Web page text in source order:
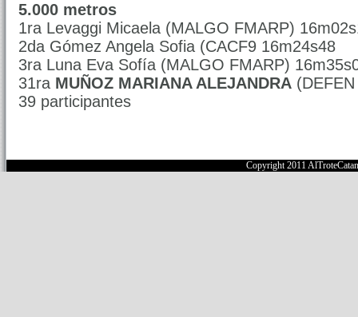
5.000 metros
1ra Levaggi Micaela (MALGO FMARP)
2da Gómez Angela Sofia (CACF9 16m24s48
3ra Luna Eva Sofía (MALGO FMARP)
31ra MUÑOZ MARIANA ALEJANDRA(DEFEN
39 participantes
Copyright 2011